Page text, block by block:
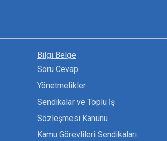
Bilgi Belge
Soru Cevap
Yönetmelikler
Sendikalar ve Toplu İş
Sözleşmesi Kanunu
Kamu Görevlileri Sendikaları